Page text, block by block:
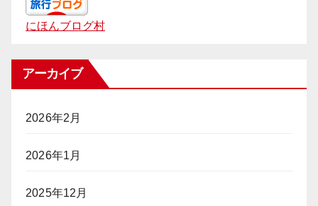
にほんブログ村
アーカイブ
2026年2月
2026年1月
2025年12月